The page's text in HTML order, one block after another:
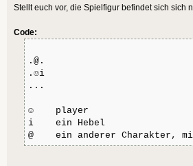
Stellt euch vor, die Spielfigur befindet sich sich
Code:
.@.
.☺i
...
☺ player
i ein Hebel
@ ein anderer Charakter, mit